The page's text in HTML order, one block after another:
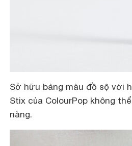
Sở hữu bảng màu đồ sộ với
Stix của ColourPop không
nàng.